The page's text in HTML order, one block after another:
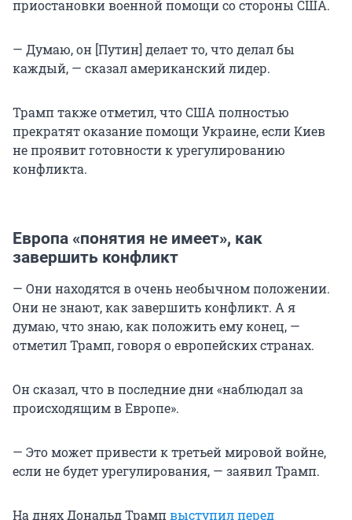
приостановки военной помощи со стороны США.
— Думаю, он [Путин] делает то, что делал бы
каждый, — сказал американский лидер.
Трамп также отметил, что США полностью
прекратят оказание помощи Украине, если Киев
не проявит готовности к урегулированию
конфликта.
Европа «понятия не имеет», как
завершить конфликт
— Они находятся в очень необычном положении.
Они не знают, как завершить конфликт. А я
думаю, что знаю, как положить ему конец, —
отметил Трамп, говоря о европейских странах.
Он сказал, что в последние дни «наблюдал за
происходящим в Европе».
— Это может привести к третьей мировой войне,
если не будет урегулирования, — заявил Трамп.
На днях Дональд Трампвыступил перед